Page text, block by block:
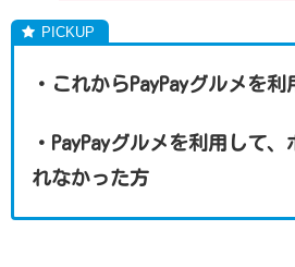
・これからPayPayグルメを利
・PayPayグルメを利用して
れなかった方